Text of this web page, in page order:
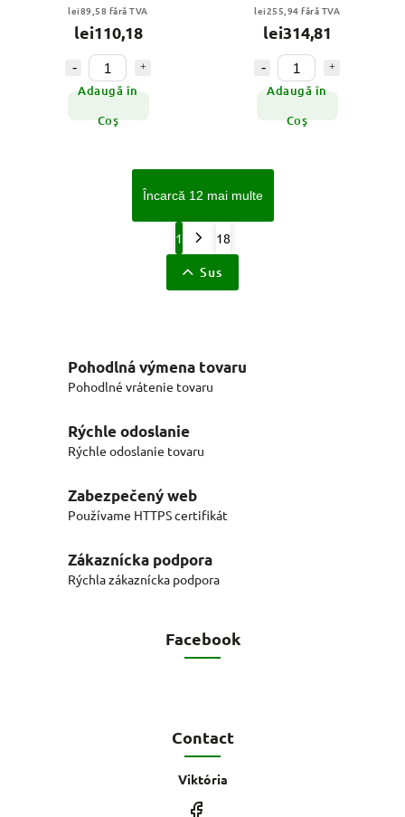
lei89,58 fără TVA
lei110,18
Adaugă în
Coş
lei255,94 fără TVA
lei314,81
Adaugă în
Coş
Încarcă 12 mai multe
1 18
Sus
Pohodlná výmena tovaru
Pohodlné vrátenie tovaru
Rýchle odoslanie
Rýchle odoslanie tovaru
Zabezpečený web
Používame HTTPS certifikát
Zákaznícka podpora
Rýchla zákaznícka podpora
Facebook
Contact
Viktória